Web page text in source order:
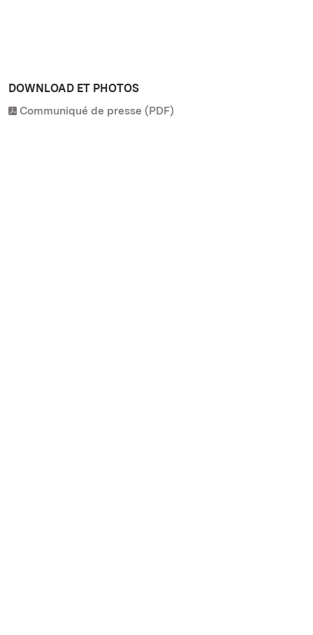
DOWNLOAD ET PHOTOS
Communiqué de presse (PDF)